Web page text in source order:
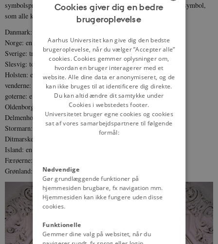
symbolsprog med heraldikkens formsprog. Hvert land havde sit symbol,
som alle kendte:
Danmark: tre løver med ni hjerter
Norge: en øksebærende løve
Sverige: tre kroner
Slesvig: to løver
Holsten: et nældeblad
venderne: en dragelignende lindorm
goterne: en løve over ni hjerter
Oldenborg: bjælker i rødt og gult
Delmenhorst: et kors
Stormarn: en svane med krone om halsen
Ditmarsken: en rytter
Island: en kronet stokfisk (fra 1903 erstattet af en falk)
Færøerne: en vædder
Grønland: en isbjørn.
DANISH
Cookies giver dig en bedre
brugeroplevelse
Aarhus Universitet kan give dig den bedste
brugeroplevelse, når du vælger ”Accepter alle”
cookies. Cookies gemmer oplysninger om,
hvordan en bruger interagerer med et
website. Alle dine data er anonymiseret, og de
kan ikke bruges til at identificere dig direkte.
Du kan altid ændre dit samtykke under
Cookies i webstedets footer.
Universitetet bruger egne cookies og cookies
sat af vores samarbejdspartnere til følgende
formål:
Nødvendige
Gør grundlæggende funktioner på
hjemmesiden brugbare, fx navigation mm.
Hjemmesiden kan ikke fungere uden disse
cookies.
Funktionelle
Gemmer dine valg på websitet, når du